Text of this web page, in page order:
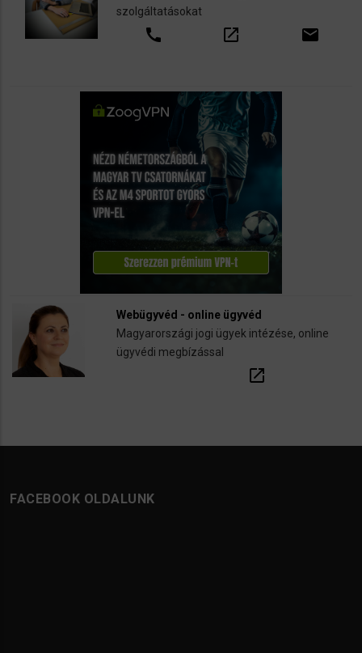
szolgáltatásokat
call open_in_new email
Webügyvéd - online ügyvéd
Magyarországi jogi ügyek intézése, online
ügyvédi megbízással
open_in_new
FACEBOOK OLDALUNK